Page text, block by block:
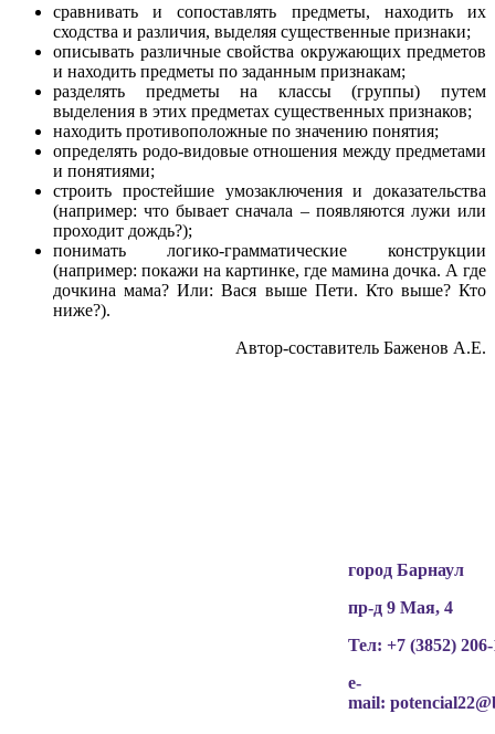
сравнивать и сопоставлять предметы, находить их
сходства и различия, выделяя существенные признаки;
описывать различные свойства окружающих предметов
и находить предметы по заданным признакам;
разделять предметы на классы (группы) путем
выделения в этих предметах существенных признаков;
находить противоположные по значению понятия;
определять родо-видовые отношения между предметами
и понятиями;
строить простейшие умозаключения и доказательства
(например: что бывает сначала – появляются лужи или
проходит дождь?);
понимать логико-грамматические конструкции
(например: покажи на картинке, где мамина дочка. А где
дочкина мама? Или: Вася выше Пети. Кто выше? Кто
ниже?).
Автор-составитель Баженов А.Е.
город Барнаул
пр-д 9 Мая, 4
Тел: +7 (3852)
e-
mail: